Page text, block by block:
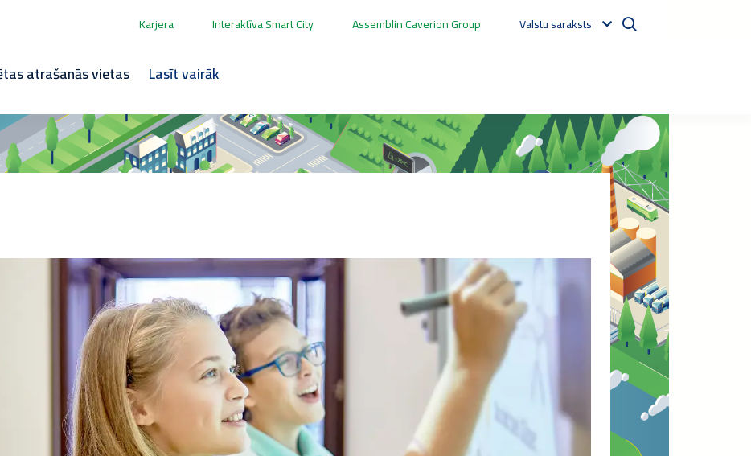
Karjera Interaktīva Smart City Assemblin Caverion Group Valstu saraksts
atrašanās vietas Lasīt vairāk